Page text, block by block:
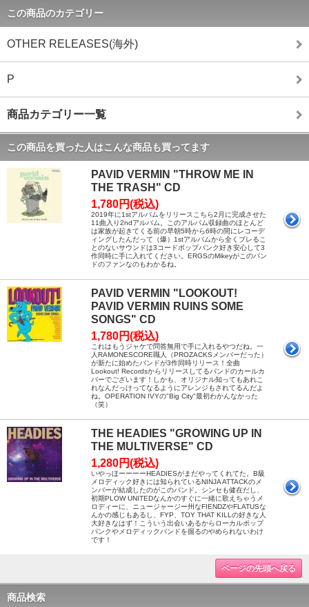
この商品のカテゴリー
OTHER RELEASES(海外)
P
商品カテゴリー一覧
この商品を買った人はこんな商品も買ってます
PAVID VERMIN "THROW ME IN
THE TRASH" CD
1,780円(税込)
2019年に1stアルバムをリリースこちら2月に完成させた
11曲入り2ndアルバム。このアルバム収録曲のほとんど
は家族が起きてくる前の早朝5時から6時の間にレコーデ
ィングしたんだって（爆）1stアルバムから全くブレるこ
とのないサウンドは3コードポップパンク好き安心して3
作同時に手に入れてください。ERGSのMikeyがこのバン
ドのファンなのもわかるね。
PAVID VERMIN "LOOKOUT!
PAVID VERMIN RUINS SOME
SONGS" CD
1,780円(税込)
これはもうジャケで問答無用で手に入れるやつだね。一
人RAMONESCORE職人（PROZACKSメンバーだった）
が新たに始めたバンドが3作同時リリース！全曲
Lookout! Recordsからリリースしてるバンドのカールカ
バーでございます！しかも、オリジナル知ってもあれこ
れなんだっけってなるようにアレンジもされてるんだよ
ね。OPERATION IVYの"Big City"最初わかんなかった
（笑）
THE HEADIES "GROWING UP IN
THE MULTIVERSE" CD
1,280円(税込)
いやっほーーーーHEADIESがまだやってくれてた。B級
メロディック好きには知られているNINJA ATTACKのメ
ンバーが結成したのがこのバンド。シンセも健在だし、
初期PLOW UNITEDなんかのすぐに一緒に歌えちゃうメ
ロディーに、ニュージャージー州なFIENDZやFLATUSな
んかの感じもあるし、FYP、TOY THAT KILLの好きな人
大好きなはず！こういう出会いあるからローカルポップ
パンクやメロディックバンドを掘るのやめられないわけ
です！
ページの先頭へ戻る
商品検索